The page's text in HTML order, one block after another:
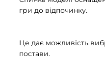
гри до відпочинку.
Це дає можливість
постави.